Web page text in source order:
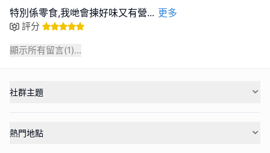
特別係零食,我哋會揀好味又有營... 更多
評分
顯示所有留言(1)...
社群主題
熱門地點